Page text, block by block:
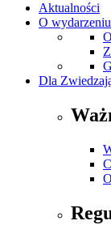
Aktualności
O wydarzeniu
Dla